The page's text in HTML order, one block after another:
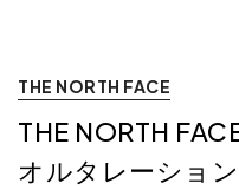
THE NORTH FACE
THE NORTH
オルタレーショ